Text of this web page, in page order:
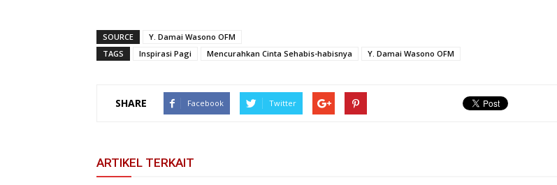
SOURCE
Y. Damai Wasono OFM
TAGS
Inspirasi Pagi Mencurahkan Cinta Sehabis-habisnya Y. Damai Wasono OFM
SHARE Facebook Twitter
ARTIKEL TERKAIT